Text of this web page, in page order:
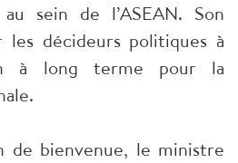
sein de l’ASEAN. Son
les décideurs politiques à
à long terme pour la
de bienvenue, le ministre